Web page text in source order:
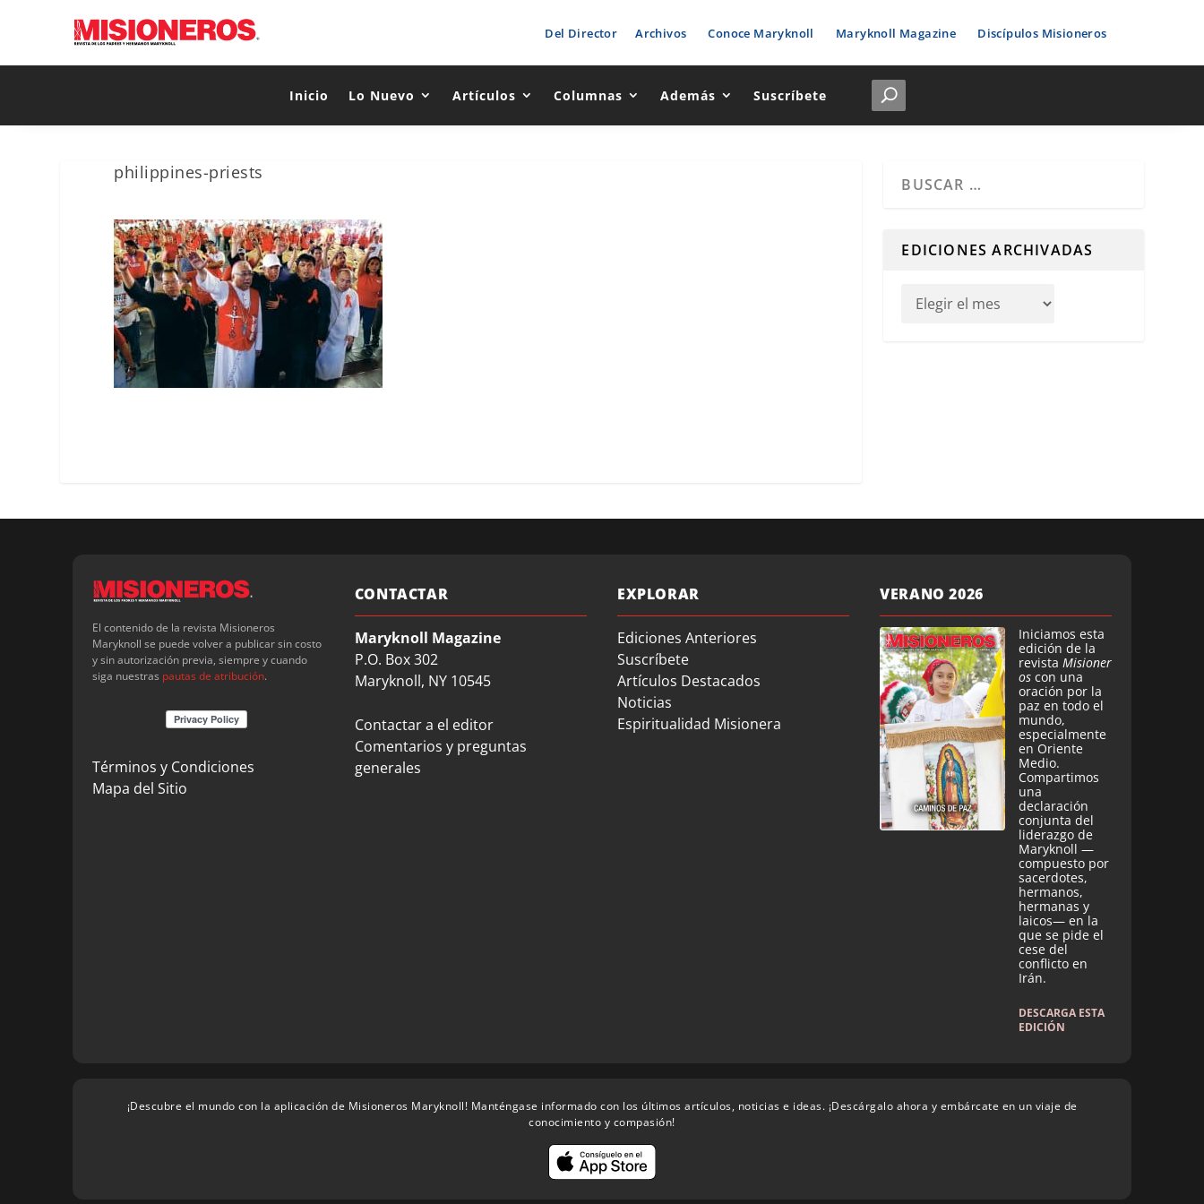
Del Director Archivos Conoce Maryknoll Maryknoll Magazine Discípulos Misioneros
Inicio Lo Nuevo Artículos Columnas Además Suscríbete
philippines-priests
EDICIONES ARCHIVADAS
El contenido de la revista Misioneros
Maryknoll se puede volver a publicar sin costo
y sin autorización previa, siempre y cuando
siga nuestras pautas de atribución.
Términos y Condiciones
Mapa del Sitio
CONTACTAR
Maryknoll Magazine
P.O. Box 302
Maryknoll, NY 10545
Contactar a el editor
Comentarios y preguntas
generales
EXPLORAR
Ediciones Anteriores
Suscríbete
Artículos Destacados
Noticias
Espiritualidad Misionera
VERANO 2026
Iniciamos esta
edición de la
revista Misioner
os con una
oración por la
paz en todo el
mundo,
especialmente
en Oriente
Medio.
Compartimos
una
declaración
conjunta del
liderazgo de
Maryknoll —
compuesto por
sacerdotes,
hermanos,
hermanas y
laicos— en la
que se pide el
cese del
conflicto en
Irán.
DESCARGA ESTA
EDICIÓN
¡Descubre el mundo con la aplicación de Misioneros Maryknoll! Manténgase informado con los últimos artículos, noticias e ideas. ¡Descárgalo ahora y embárcate en un viaje de
conocimiento y compasión!